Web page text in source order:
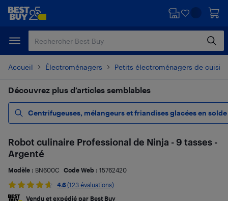
Passer
principal
Passer
Accueil Électroménagers Petits électroménagers de
Découvrez plus d’articles semblables
Centrifugeuses, mélangeurs et friandises glacées en solde
Robot culinaire Professional de Ninja - 9 tasses -
Argenté
Modèle : BN600C Code Web : 15762420
4.6 (123 évaluations)
Vendu et expédié par Best Buy